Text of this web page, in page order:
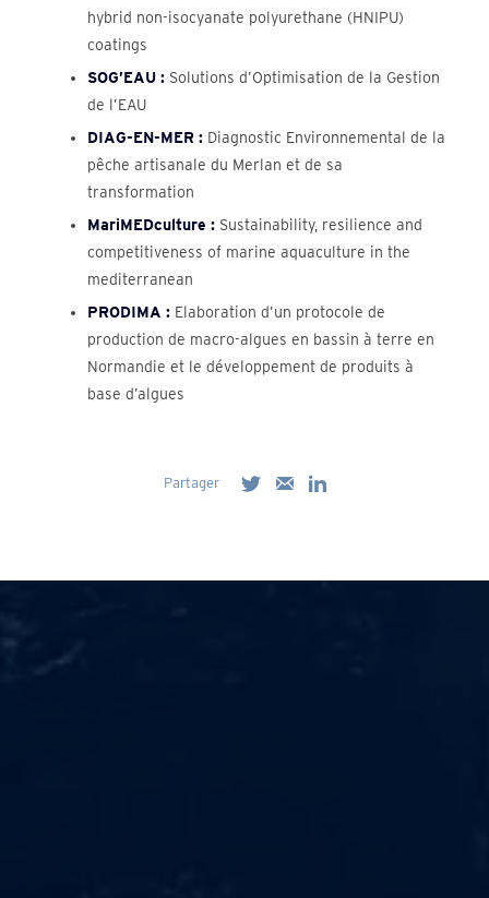
hybrid non-isocyanate polyurethane (HNIPU)
coatings
SOG’EAU : Solutions d’Optimisation de la Gestion
de l’EAU
DIAG-EN-MER : Diagnostic Environnemental de la
pêche artisanale du Merlan et de sa
transformation
MariMEDculture : Sustainability, resilience and
competitiveness of marine aquaculture in the
mediterranean
PRODIMA : Elaboration d’un protocole de
production de macro-algues en bassin à terre en
Normandie et le développement de produits à
base d’algues
Partager